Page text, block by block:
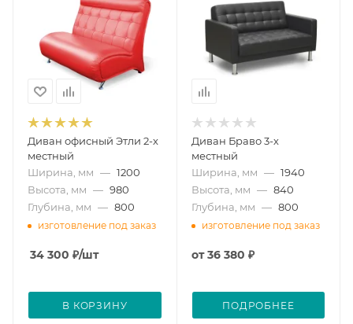
Диван офисный Этли 2-х
местный
Ширина, мм — 1200
Высота, мм — 980
Глубина, мм — 800
изготовление под заказ
34 300 ₽/шт
В КОРЗИНУ
Диван Браво 3-х
местный
Ширина, мм — 1940
Высота, мм — 840
Глубина, мм — 800
изготовление под заказ
от36 380 ₽
ПОДРОБНЕЕ